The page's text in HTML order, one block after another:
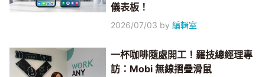
儀表板！
2026/07/03 by編輯室
一杯咖啡隨處開工！羅技總經理專
訪：Mobi 無線摺疊滑鼠